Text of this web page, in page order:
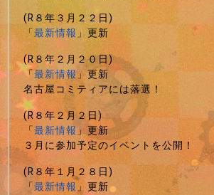
(R８年３月２２日)
「最新情報」更新
(R８年２月２０日)
「最新情報」更新
名古屋コミティアには落選！
(R８年２月２日)
「最新情報」更新
３月に参加予定のイベントを公開！
(R８年１月２８日)
「最新情報」更新